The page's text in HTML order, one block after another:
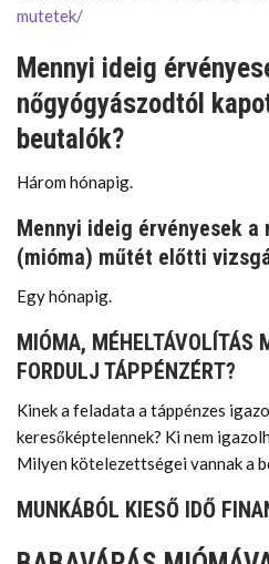
mutetek/
Mennyi ideig
nőgyógyászodtól
beutalók?
Három hónapig.
Mennyi ideig érvényesek a
(mióma) műtét előtti
Egy hónapig.
MIÓMA, MÉHELTÁVOLÍTÁS
FORDULJ TÁPPÉNZÉRT?
Kinek a feladata a táppénzes
keresőképtelennek? Ki nem
Milyen kötelezettségei vannak a
MUNKÁBÓL KIESŐ IDŐ